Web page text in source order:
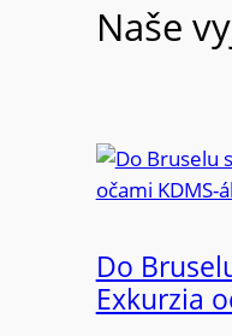
Naše
Do
Exkurzia